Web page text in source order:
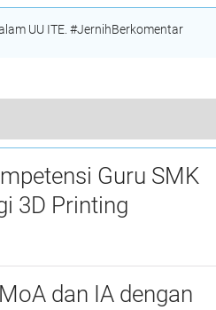
UU ITE. #JernihBerkomentar
Polres Bener Meriah Berhasil Ungkap Dua Kasus Pencurian, Ratusan Juta Uang Korban Diamankan
Guru SMK
3D Printing
dan IA dengan